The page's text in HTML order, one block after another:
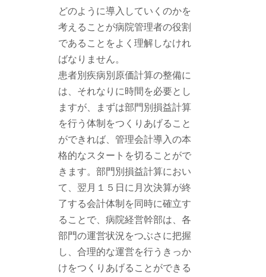
どのように導入していくのかを
考えることが病院管理者の役割
であることをよく理解しなけれ
ばなりません。
患者別疾病別原価計算の整備に
は、それなりに時間を必要とし
ますが、まずは部門別損益計算
を行う体制をつくりあげること
ができれば、管理会計導入の本
格的なスタートを切ることがで
きます。部門別損益計算におい
て、翌月１５日に月次決算が終
了する会計体制を同時に確立す
ることで、病院経営幹部は、各
部門の運営状況をつぶさに把握
し、合理的な運営を行うきっか
けをつくりあげることができる